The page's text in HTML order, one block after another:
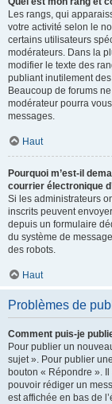
Les rangs, qui
votre activité selon le
certains utilisateurs
modérateurs. Dans la
modifier le texte des
publiant inutilement
Beaucoup de forums
modérateur pourra
messages.
Haut
Pourquoi m’est-il
courrier électronique
Si les administrateurs
inscrits peuvent
depuis un formulaire
du système de
des robots.
Haut
Problèmes de
Comment puis-je
Pour publier un
sujet ». Pour publier
bouton « Répondre ».
pouvoir rédiger un
est affichée en bas de